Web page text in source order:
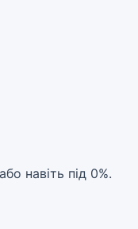
навіть під 0%.